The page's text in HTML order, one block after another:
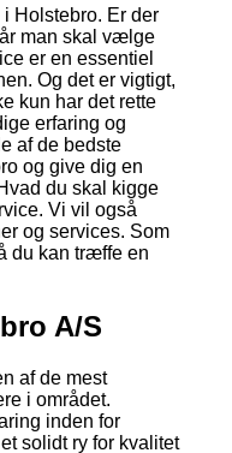
Holstebro. Er der
man skal vælge
er en essentiel
Og det er vigtigt,
kun har det rette
erfaring og
af de bedste
og give dig en
du skal kigge
Vi vil også
og services. Som
du kan træffe en
A/S
af de mest
i området.
inden for
solidt ry for kvalitet